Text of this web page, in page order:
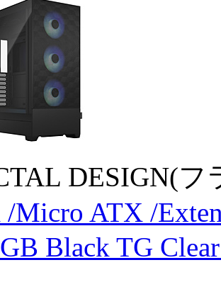
DESIGN(
Micro ATX /
Black TG